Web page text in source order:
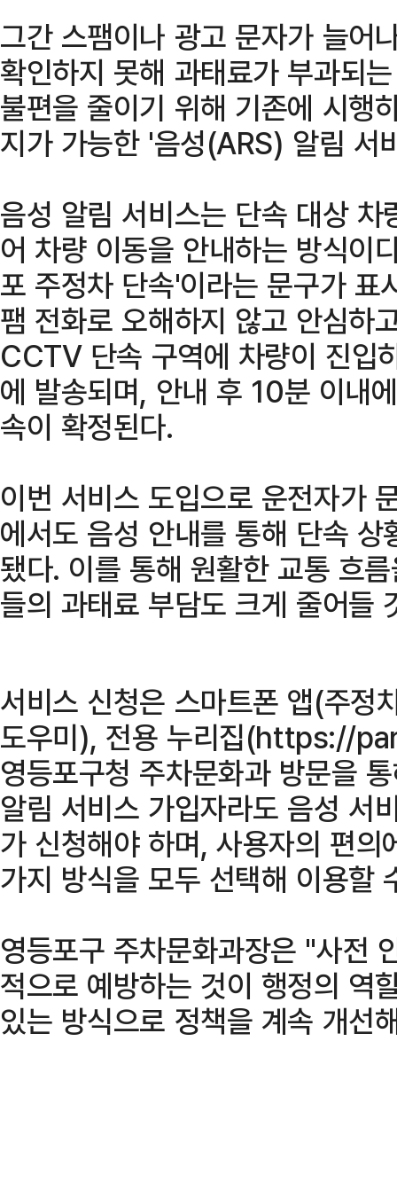
그간 스팸이나 광고 문자가 늘어
확인하지 못해 과태료가 부과되
불편을 줄이기 위해 기존에 시행
지가 가능한 '음성(ARS) 알림 서
음성 알림 서비스는 단속 대상
어 차량 이동을 안내하는 방식이
포 주정차 단속'이라는 문구가 표
팸 전화로 오해하지 않고 안심하
CCTV 단속 구역에 차량이 진입
에 발송되며, 안내 후 10분 이내
속이 확정된다.
이번 서비스 도입으로 운전자가
에서도 음성 안내를 통해 단속
됐다. 이를 통해 원활한 교통 흐
들의 과태료 부담도 크게 줄어들
서비스 신청은 스마트폰 앱(주정
도우미), 전용 누리집(https://
영등포구청 주차문화과 방문을
알림 서비스 가입자라도 음성 서
가 신청해야 하며, 사용자의 편
가지 방식을 모두 선택해 이용할
영등포구 주차문화과장은 "사전
적으로 예방하는 것이 행정의 역
있는 방식으로 정책을 계속 개선